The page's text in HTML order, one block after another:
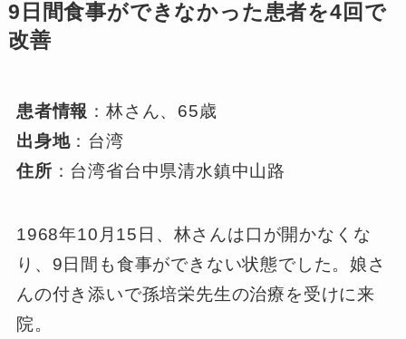
9日間食事ができなかった患者を4回で
改善
患者情報 ：林さん、65歳
出身地：台湾
住所 ：台湾省台中県清水鎮中山路
1968年10月15日、林さんは口が開かなくな
り、9日間も食事ができない状態でした。娘さ
んの付き添いで孫培栄先生の治療を受けに来
院。